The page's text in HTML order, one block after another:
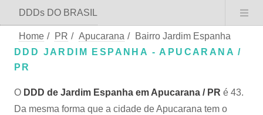
DDDs DO BRASIL
Home / PR / Apucarana /
Bairro Jardim Espanha
DDD JARDIM ESPANHA - APUCARANA /
PR
O DDD de Jardim Espanha em Apucarana / PR é 43.
Da mesma forma que a cidade de Apucarana tem o